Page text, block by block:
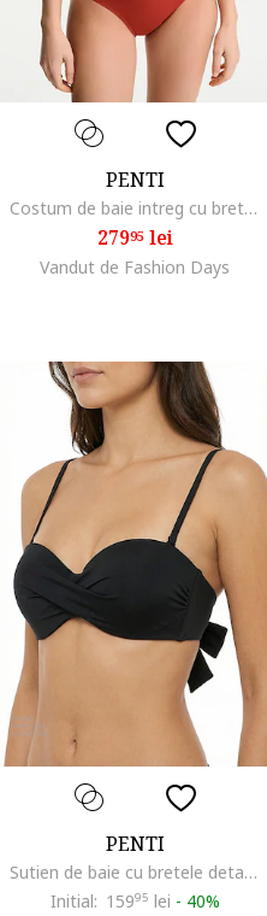
PENTI
Costum de baie intreg cu bretele ajustabile, Portocaliu stins
27995lei
Vandut de Fashion Days
PENTI
Sutien de baie cu bretele detasabile, Negru
Initial: 15995 lei - 40%